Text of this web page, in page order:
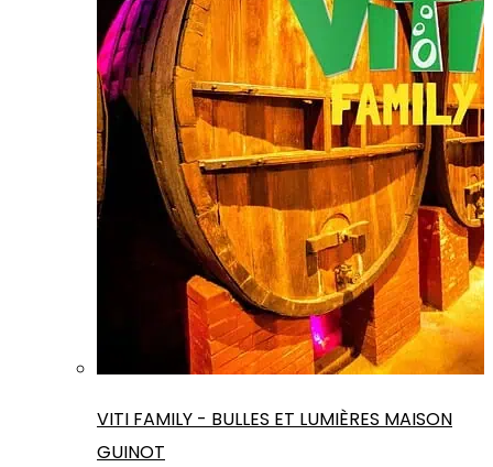
VITI FAMILY - BULLES ET LUMIÈRES MAISON
GUINOT